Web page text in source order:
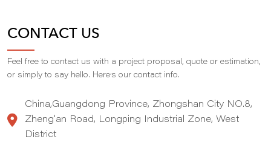
CONTACT US
Feel free to contact us with a project proposal, quote or estimation,
or simply to say hello. Here,s our contact info.
China,Guangdong Province, Zhongshan City NO.8,
Zheng'an Road, Longping Industrial Zone, West
District